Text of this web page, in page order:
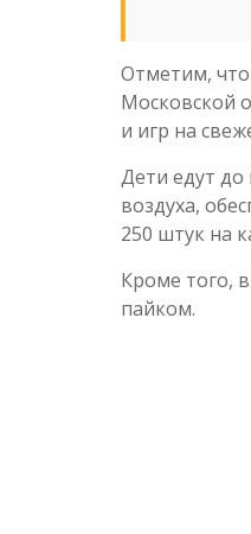
Отметим, что
Московской
и игр на
Дети едут до
воздуха,
250 штук на
Кроме того,
пайком.